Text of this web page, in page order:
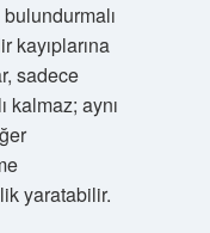
kayıplarına
sadece
kalmaz; aynı
yaratabilir.